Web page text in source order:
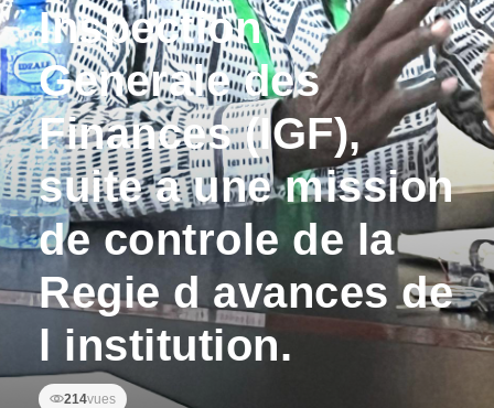
Inspection
Generale des
Finances (IGF),
suite a une mission
de controle de la
Regie d avances de
l institution.
214vues